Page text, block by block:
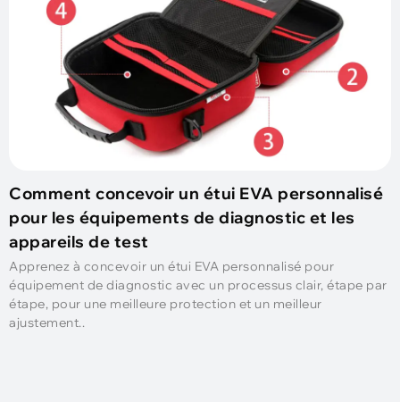
Comment concevoir un étui EVA personnalisé
pour les équipements de diagnostic et les
appareils de test
Apprenez à concevoir un étui EVA personnalisé pour
équipement de diagnostic avec un processus clair, étape par
étape, pour une meilleure protection et un meilleur
ajustement..